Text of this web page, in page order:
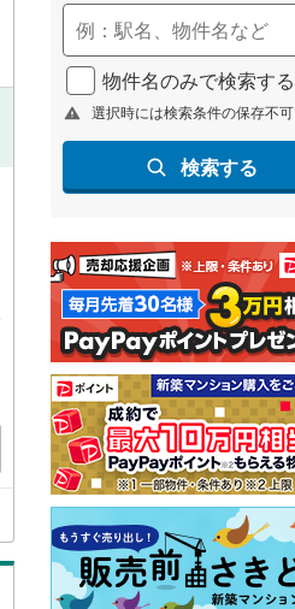
物件名のみで検索する
選択時には検索条件の保存不可
検索する